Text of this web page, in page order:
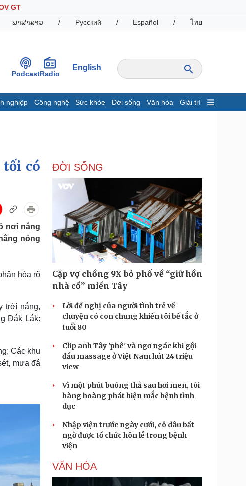
GT
ພາສາລາວ / Русский / Español / ไทย
PodcastRadio
English
nghiệp Công nghệ Sức khỏe Đời sống Văn hóa Giải trí
Giá cà phê
Doanh nghiệp
Thông tin doanh nghiệp
Doanh nghiệp 24h
Doanh nhân
Công nghệ
Sành điệu
Tin Công nghệ
Trải nghiệm
Chuyển đổi số
Du lịch
Săn Tour
check-in
Podcast
Câu chuyện thời sự
Đọc truyện đêm khuya
Cửa sổ tình yêu
tối có
nơi nắng
nóng
hóa rõ
trời nắng,
Đắk Lắk:
Các khu
mưa đá
ĐỜI SỐNG
Cặp vợ chồng 9X bỏ phố về “giữ hồn
nhà cổ” miền Tây
Lời đề nghị của người tình trẻ về
chuyện có con chung khiến tôi bế tắc ở
tuổi 80
Clip anh Tây 'phê' và ngơ ngác khi gội
đầu massage ở Việt Nam hút 24 triệu
view
Vì một phút buông thả sau hơi men, tôi
bàng hoàng phát hiện mắc bệnh tình
dục
Nhập viện trước ngày cưới, cô dâu bất
ngờ được tổ chức hôn lễ trong bệnh
viện
VĂN HÓA